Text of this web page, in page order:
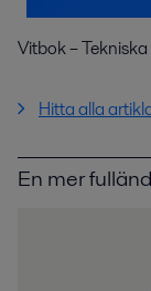
Vitbok –
Hitta alla
En mer